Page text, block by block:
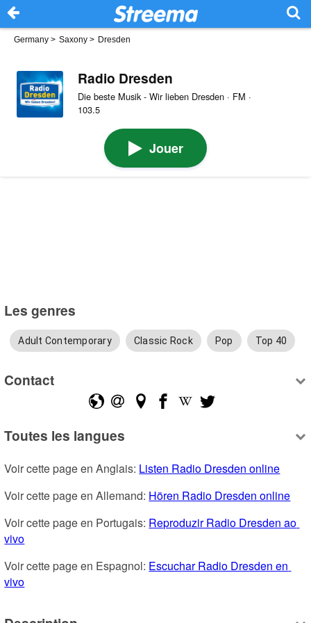
Germany > Saxony > Dresden
Radio Dresden
Die beste Musik - Wir lieben Dresden · FM ·
103.5
Jouer
Les genres
Adult Contemporary Classic Rock Pop Top 40
Contact
Toutes les langues
Voir cette page en Anglais: Listen Radio Dresden online
Voir cette page en Allemand: Hören Radio Dresden online
Voir cette page en Portugais: Reproduzir Radio Dresden ao
vivo
Voir cette page en Espagnol: Escuchar Radio Dresden en
vivo